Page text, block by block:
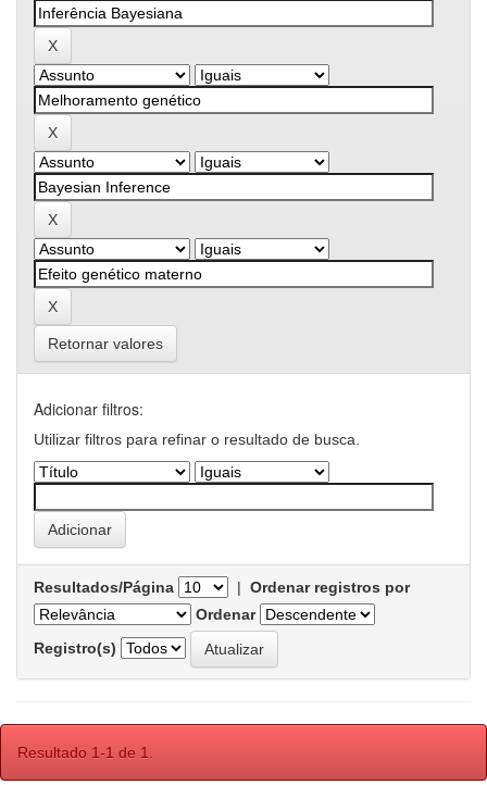
Retornar valores
Adicionar filtros:
Utilizar filtros para refinar o resultado de busca.
Resultados/Página | Ordenar registros por
Ordenar
Registro(s)
Resultado 1-1 de 1.